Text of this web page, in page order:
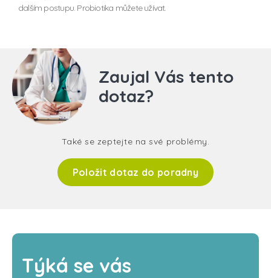
dalším postupu. Probiotika můžete užívat.
Zaujal Vás tento
dotaz?
Také se zeptejte na své problémy.
Položit dotaz do poradny
Týká se vás